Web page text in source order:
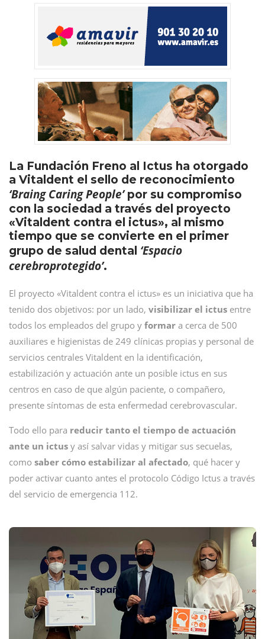
La Fundación Freno al Ictus ha otorgado
a Vitaldent el sello de reconocimiento
‘Braing Caring People’por su compromiso
con la sociedad a través del proyecto
«Vitaldent contra el ictus», al mismo
tiempo que se convierte en el primer
grupo de salud dental ‘Espacio
cerebroprotegido’.
El proyecto «Vitaldent contra el ictus» es un iniciativa que ha
tenido dos objetivos: por un lado, visibilizar el ictus entre
todos los empleados del grupo y formar a cerca de 500
auxiliares e higienistas de 249 clínicas propias y personal de
servicios centrales Vitaldent en la identificación,
estabilización y actuación ante un posible ictus en sus
centros en caso de que algún paciente, o compañero,
presente síntomas de esta enfermedad cerebrovascular.
Todo ello para reducir tanto el tiempo de actuación
ante un ictus y así salvar vidas y mitigar sus secuelas,
como saber cómo estabilizar al afectado, qué hacer y
poder activar cuanto antes el protocolo Código Ictus a través
del servicio de emergencia 112.